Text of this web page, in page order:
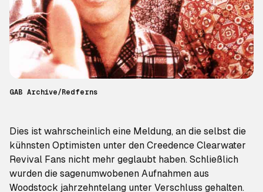
GAB Archive/Redferns
Dies ist wahrscheinlich eine Meldung, an die selbst die
kühnsten Optimisten unter den Creedence Clearwater
Revival Fans nicht mehr geglaubt haben. Schließlich
wurden die sagenumwobenen Aufnahmen aus
Woodstock jahrzehntelang unter Verschluss gehalten.